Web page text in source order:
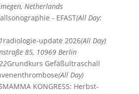
Netherlands
- EFAST(All Day:
radiologie-update 2026(All Day)
85, 10969 Berlin
Grundkurs Gefäßultraschall
(All Day)
MAMMA KONGRESS: Herbst-